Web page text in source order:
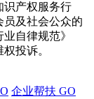
识产权服务行
员及社会公众的
自律规范》
投诉。
企业帮扶 GO